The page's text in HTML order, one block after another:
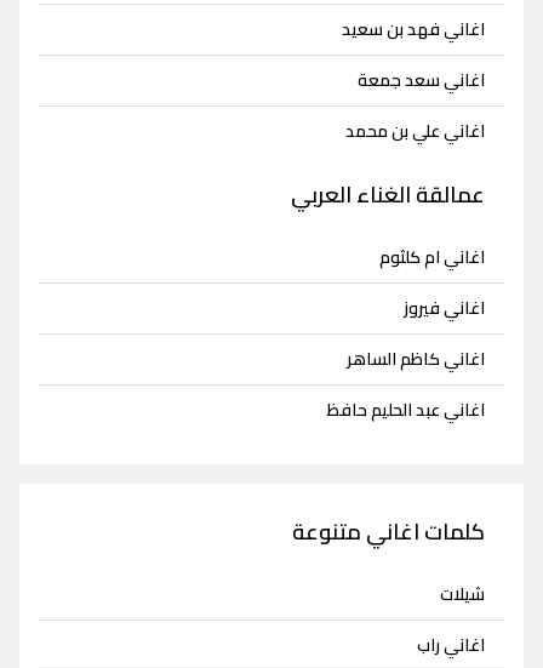
اغاني فهد بن سعيد
اغاني سعد جمعة
اغاني علي بن محمد
عمالقة الغناء العربي
اغاني ام كلثوم
اغاني فيروز
اغاني كاظم الساهر
اغاني عبد الحليم حافظ
كلمات اغاني متنوعة
شيلات
اغاني راب